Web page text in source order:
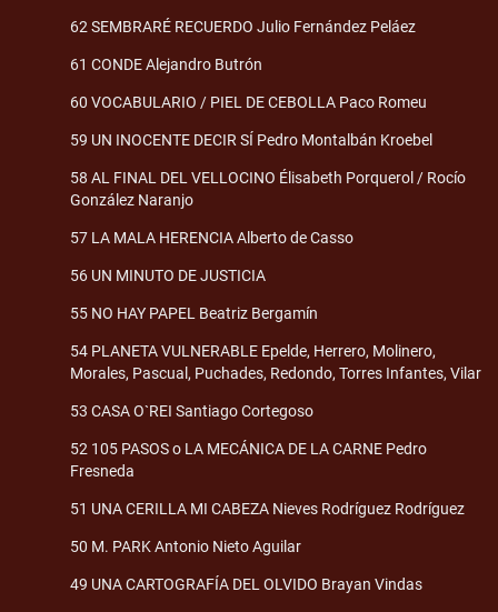
62 SEMBRARÉ RECUERDO Julio Fernández Peláez
61 CONDE Alejandro Butrón
60 VOCABULARIO / PIEL DE CEBOLLA Paco Romeu
59 UN INOCENTE DECIR SÍ Pedro Montalbán Kroebel
58 AL FINAL DEL VELLOCINO Élisabeth Porquerol / Rocío
González Naranjo
57 LA MALA HERENCIA Alberto de Casso
56 UN MINUTO DE JUSTICIA
55 NO HAY PAPEL Beatriz Bergamín
54 PLANETA VULNERABLE Epelde, Herrero, Molinero,
Morales, Pascual, Puchades, Redondo, Torres Infantes, Vilar
53 CASA O`REI Santiago Cortegoso
52 105 PASOS o LA MECÁNICA DE LA CARNE Pedro
Fresneda
51 UNA CERILLA MI CABEZA Nieves Rodríguez Rodríguez
50 M. PARK Antonio Nieto Aguilar
49 UNA CARTOGRAFÍA DEL OLVIDO Brayan Vindas